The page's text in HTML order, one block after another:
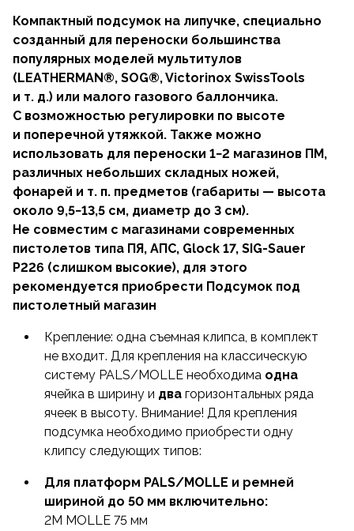
Компактный подсумок на липучке, специально
созданный для переноски большинства
популярных моделей мультитулов
(LEATHERMAN®, SOG®, Victorinox SwissTools
и т. д.) или малого газового баллончика.
С возможностью регулировки по высоте
и поперечной утяжкой. Также можно
использовать для переноски 1−2 магазинов ПМ,
различных небольших складных ножей,
фонарей и т. п. предметов (габариты — высота
около 9,5−13,5 см, диаметр до 3 см).
Не совместим с магазинами современных
пистолетов типа ПЯ, АПС, Glock 17, SIG-Sauer
P226 (слишком высокие), для этого
рекомендуется приобрести Подсумок под
пистолетный магазин
Крепление: одна съемная клипса, в комплект
не входит. Для крепления на классическую
систему PALS/MOLLE необходима одна
ячейка в ширину и два горизонтальных ряда
ячеек в высоту. Внимание! Для крепления
подсумка необходимо приобрести одну
клипсу следующих типов:
Для платформ PALS/MOLLE и ремней
шириной до 50 мм включительно:
2M MOLLE 75 мм